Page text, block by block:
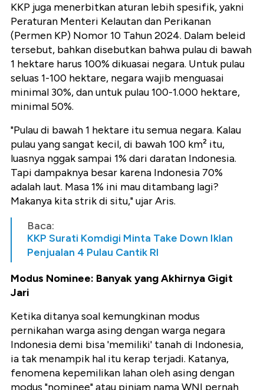
KKP juga menerbitkan aturan lebih spesifik, yakni
Peraturan Menteri Kelautan dan Perikanan
(Permen KP) Nomor 10 Tahun 2024. Dalam beleid
tersebut, bahkan disebutkan bahwa pulau di bawah
1 hektare harus 100% dikuasai negara. Untuk pulau
seluas 1-100 hektare, negara wajib menguasai
minimal 30%, dan untuk pulau 100-1.000 hektare,
minimal 50%.
"Pulau di bawah 1 hektare itu semua negara. Kalau
pulau yang sangat kecil, di bawah 100 km² itu,
luasnya nggak sampai 1% dari daratan Indonesia.
Tapi dampaknya besar karena Indonesia 70%
adalah laut. Masa 1% ini mau ditambang lagi?
Makanya kita strik di situ," ujar Aris.
Baca:
KKP Surati Komdigi Minta Take Down Iklan
Penjualan 4 Pulau Cantik RI
Modus Nominee: Banyak yang Akhirnya Gigit
Jari
Ketika ditanya soal kemungkinan modus
pernikahan warga asing dengan warga negara
Indonesia demi bisa 'memiliki' tanah di Indonesia,
ia tak menampik hal itu kerap terjadi. Katanya,
fenomena kepemilikan lahan oleh asing dengan
modus "nominee" atau pinjam nama WNI pernah